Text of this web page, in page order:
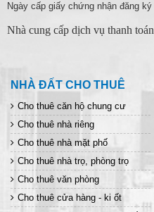
Ngày cấp giấy chứng nhận đăng
Nhà cung cấp dịch vụ thanh
NHÀ ĐẤT CHO THUÊ
Cho thuê căn hộ chung cư
Cho thuê nhà riêng
Cho thuê nhà mặt phố
Cho thuê nhà trọ, phòng trọ
Cho thuê văn phòng
Cho thuê cửa hàng - ki ốt